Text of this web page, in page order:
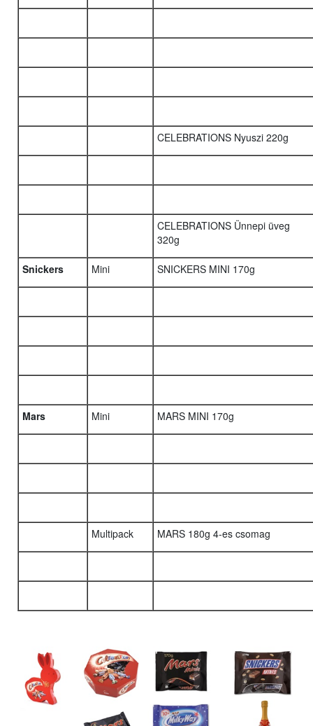
CELEBRATIONS Nyuszi 220g
CELEBRATIONS Ünnepi üveg
320g
Snickers Mini SNICKERS MINI 170g
Mars Mini MARS MINI 170g
Multipack MARS 180g 4-es csomag